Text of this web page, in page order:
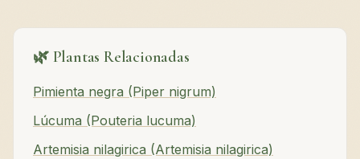
🌿 Plantas Relacionadas
Pimienta negra (Piper nigrum)
Lúcuma (Pouteria lucuma)
Artemisia nilagirica (Artemisia nilagirica)